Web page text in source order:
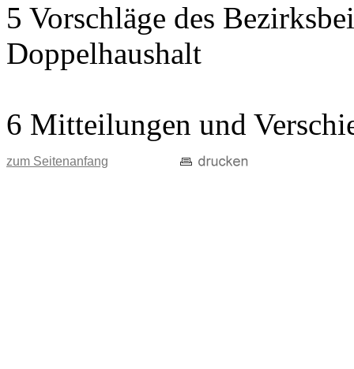
5 Vorschläge des
Doppelhaushalt
6 Mitteilungen und
zum Seitenanfang